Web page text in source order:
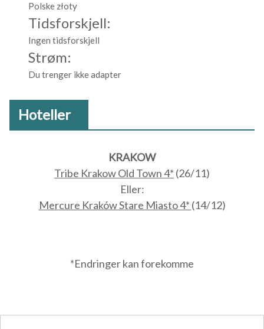
Polske złoty
Tidsforskjell:
Ingen tidsforskjell
Strøm:
Du trenger ikke adapter
Hoteller
KRAKOW
Tribe Krakow Old Town 4* (26/11)
Eller:
Mercure Kraków Stare Miasto 4* (14/12)
*Endringer kan forekomme